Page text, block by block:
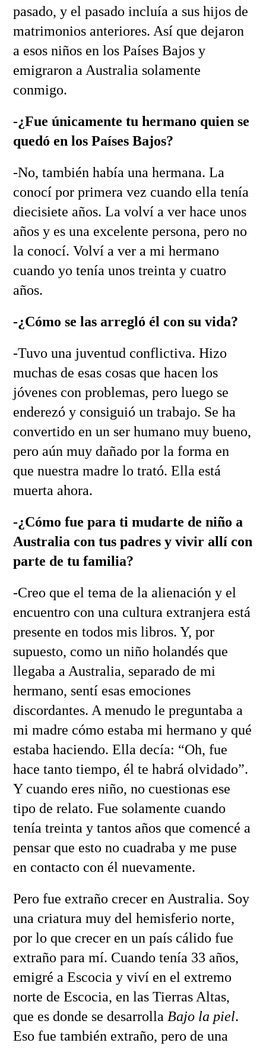
pasado, y el pasado incluía a sus hijos de
matrimonios anteriores. Así que dejaron
a esos niños en los Países Bajos y
emigraron a Australia solamente
conmigo.
-¿Fue únicamente tu hermano quien se
quedó en los Países Bajos?
-No, también había una hermana. La
conocí por primera vez cuando ella tenía
diecisiete años. La volví a ver hace unos
años y es una excelente persona, pero no
la conocí. Volví a ver a mi hermano
cuando yo tenía unos treinta y cuatro
años.
-¿Cómo se las arregló él con su vida?
-Tuvo una juventud conflictiva. Hizo
muchas de esas cosas que hacen los
jóvenes con problemas, pero luego se
enderezó y consiguió un trabajo. Se ha
convertido en un ser humano muy bueno,
pero aún muy dañado por la forma en
que nuestra madre lo trató. Ella está
muerta ahora.
-¿Cómo fue para ti mudarte de niño a
Australia con tus padres y vivir allí con
parte de tu familia?
-Creo que el tema de la alienación y el
encuentro con una cultura extranjera está
presente en todos mis libros. Y, por
supuesto, como un niño holandés que
llegaba a Australia, separado de mi
hermano, sentí esas emociones
discordantes. A menudo le preguntaba a
mi madre cómo estaba mi hermano y qué
estaba haciendo. Ella decía: “Oh, fue
hace tanto tiempo, él te habrá olvidado”.
Y cuando eres niño, no cuestionas ese
tipo de relato. Fue solamente cuando
tenía treinta y tantos años que comencé a
pensar que esto no cuadraba y me puse
en contacto con él nuevamente.
Pero fue extraño crecer en Australia. Soy
una criatura muy del hemisferio norte,
por lo que crecer en un país cálido fue
extraño para mí. Cuando tenía 33 años,
emigré a Escocia y viví en el extremo
norte de Escocia, en las Tierras Altas,
que es donde se desarrolla Bajo la piel.
Eso fue también extraño, pero de una